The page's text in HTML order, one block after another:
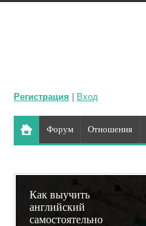
Регистрация Вход
Форум Отношения
Как выучить
английский
самостоятельно